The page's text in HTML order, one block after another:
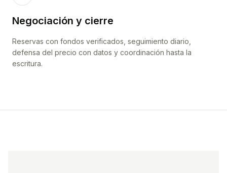
Negociación y cierre
Reservas con fondos verificados, seguimiento diario,
defensa del precio con datos y coordinación hasta la
escritura.